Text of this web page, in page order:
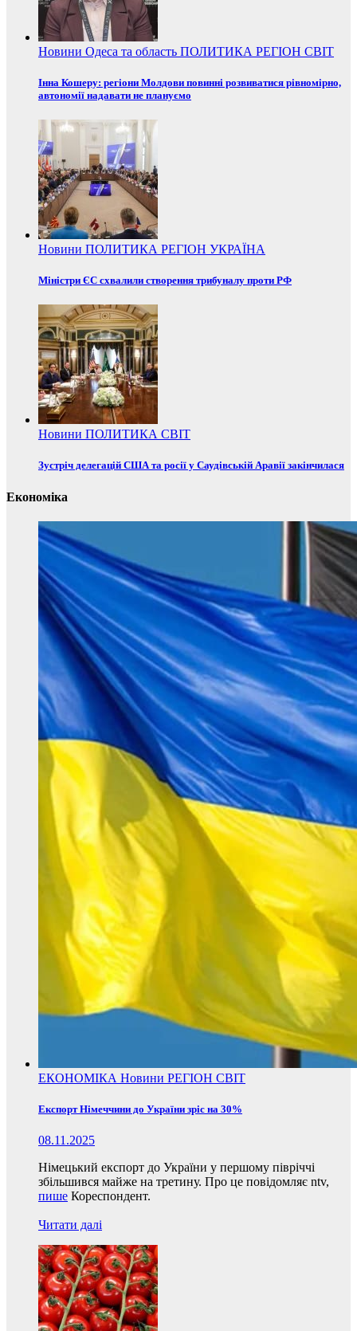
Новини Одеса та область ПОЛИТИКА РЕГІОН СВІТ
Інна Кошеру: регіони Молдови повинні розвиватися рівномірно,
автономії надавати не плануємо
Новини ПОЛИТИКА РЕГІОН УКРАЇНА
Міністри ЄС схвалили створення трибуналу проти РФ
Новини ПОЛИТИКА СВІТ
Зустріч делегацій США та росії у Саудівській Аравії закінчилася
Економіка
ЕКОНОМІКА Новини РЕГІОН СВІТ
Експорт Німеччини до України зріс на 30%
08.11.2025
Німецький експорт до України у першому півріччі
збільшився майже на третину. Про це повідомляє ntv,
пише Кореспондент.
Читати далі